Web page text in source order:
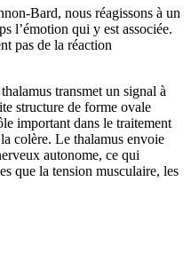
Bard, nous réagissons à un
l’émotion qui y est associée.
pas de la réaction
transmet un signal à
structure de forme ovale
important dans le traitement
colère. Le thalamus envoie
autonome, ce qui
que la tension musculaire, les